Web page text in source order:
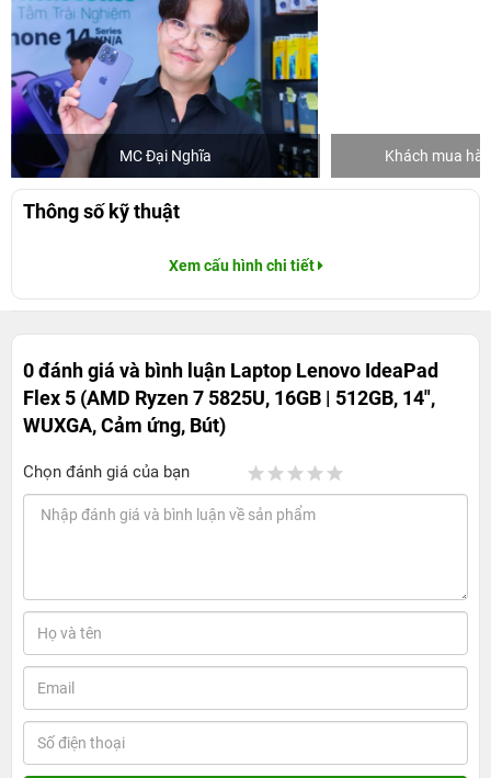
MC Đại Nghĩa Khách mua
Thông số kỹ thuật
Xem cấu hình chi tiết
0 đánh giá và bình luận Laptop Lenovo IdeaPad
Flex 5 (AMD Ryzen 7 5825U, 16GB | 512GB, 14",
WUXGA, Cảm ứng, Bút)
Chọn đánh giá của bạn